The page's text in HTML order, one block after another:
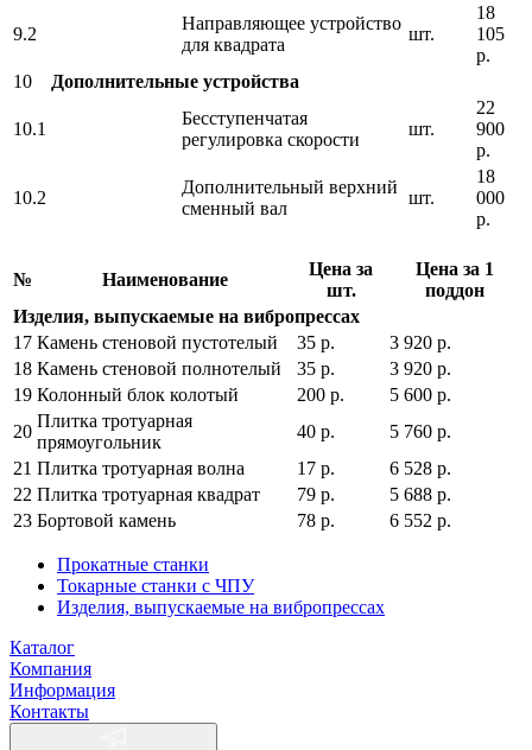
9.2
Направляющее устройство
для квадрата
шт.
18
105
р.
10
Дополнительные устройства
10.1
Бесступенчатая
регулировка скорости
шт.
22
900
р.
10.2
Дополнительный верхний
сменный вал
шт.
18
000
р.
№ Наименование
Цена за
шт.
Цена за 1
поддон
Изделия, выпускаемые на вибропрессах
17 Камень стеновой пустотелый 35 р.
3 920 р.
18 Камень стеновой полнотелый 35 р.
3 920 р.
19 Колонный блок колотый 200 р.
5 600 р.
20
Плитка тротуарная
прямоугольник
40 р.
5 760 р.
21 Плитка тротуарная волна 17 р.
6 528 р.
22 Плитка тротуарная квадрат 79 р.
5 688 р.
23 Бортовой камень 78 р. 6 552 р.
Прокатные станки
Токарные станки с ЧПУ
Изделия, выпускаемые на вибропрессах
Каталог
Компания
Информация
Контакты